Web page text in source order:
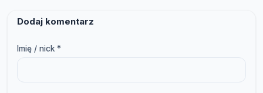
Dodaj komentarz
Imię / nick *